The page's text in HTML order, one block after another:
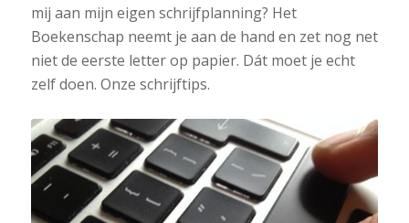
mij aan mijn eigen schrijfplanning? Het
Boekenschap neemt je aan de hand en zet nog net
niet de eerste letter op papier. Dát moet je echt
zelf doen. Onze schrijftips.